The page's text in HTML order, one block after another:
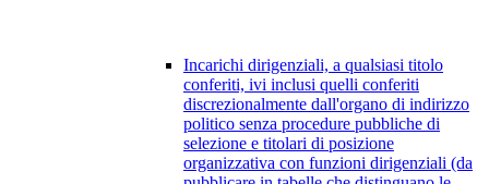
Incarichi dirigenziali, a qualsiasi titolo
conferiti, ivi inclusi quelli conferiti
discrezionalmente dall'organo di indirizzo
politico senza procedure pubbliche di
selezione e titolari di posizione
organizzativa con funzioni dirigenziali (da